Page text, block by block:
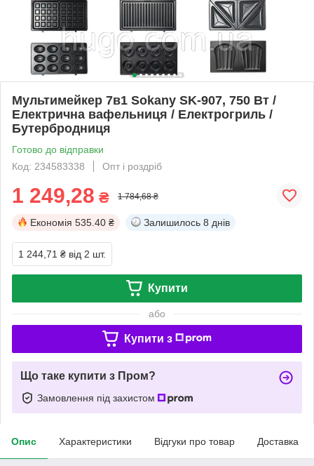
Мультимейкер 7в1 Sokany SK-907, 750 Вт /
Електрична вафельниця / Електрогриль /
Бутербродниця
Готово до відправки
Код: 234583338
Опт і роздріб
1 249,28 ₴ 1 784,68 ₴
Економія 535.40 ₴ Залишилось 8 днів
1 244,71 ₴ від 2 шт.
Купити
або
Купити з
Що таке купити з Пром?
Замовлення під захистом
Опис Характеристики Відгуки про товар Доставка